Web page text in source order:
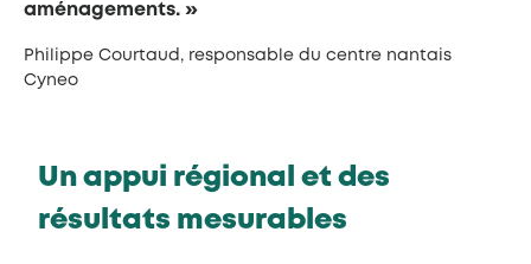
aménagements. »
Philippe Courtaud, responsable du centre nantais
Cyneo
Un appui régional et des
résultats mesurables